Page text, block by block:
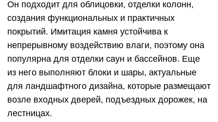
Он подходит для облицовки, отделки колонн,
создания функциональных и практичных
покрытий. Имитация камня устойчива к
непрерывному воздействию влаги, поэтому она
популярна для отделки саун и бассейнов. Еще
из него выполняют блоки и шары, актуальные
для ландшафтного дизайна, которые размещают
возле входных дверей, подъездных дорожек, на
лестницах.